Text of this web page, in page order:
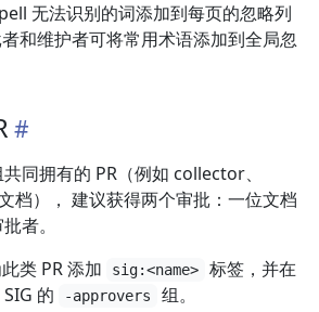
无法识别的词添加到每页的忽略列
和维护者可将常用术语添加到全局忽
同拥有的 PR（例如 collector、
档）， 建议获得两个审批：一位文档
者。
类 PR 添加
sig:<name>
标签，并在
的
-approvers
组。